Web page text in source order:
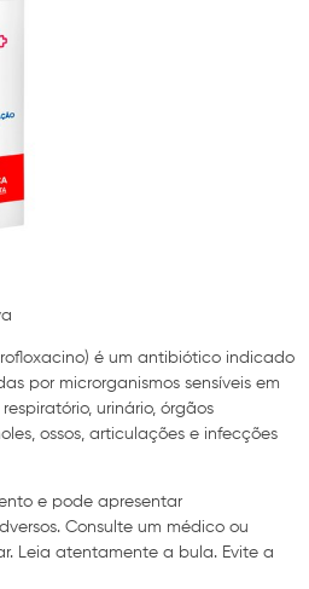
é um antibiótico indicado
por microrganismos sensíveis em
urinário, órgãos
ossos, articulações e infecções
e pode apresentar
Consulte um médico ou
Leia atentamente a bula. Evite a